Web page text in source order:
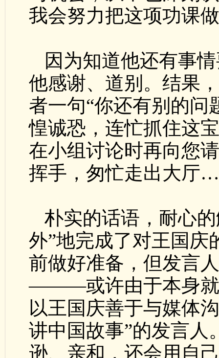
我会努力把这项功课
因为知道他还有事
他感谢、道别。结果
者一句“你还有别的问
惶诚恐，连忙抓住这
在小组讨论时再向您
挥手，匆忙走出大
朴实的话语，耐心
外”地完成了对王国庆
前做好准备，但发言
———或许由于本身就
以王国庆善于与媒体
讲中国故事”的发言人
逊、亲和，还会用自